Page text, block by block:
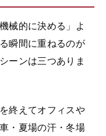
械的に決める」よ
瞬間に重ねるのが
ーンは三つありま
終えてオフィスや
・夏場の汗・冬場